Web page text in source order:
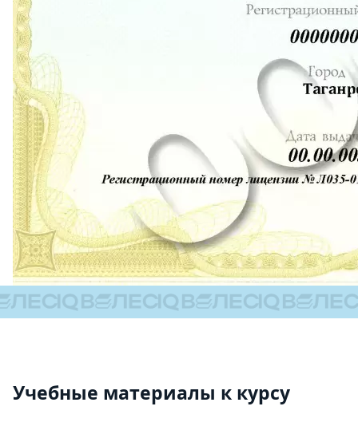
Учебные материалы к курсу